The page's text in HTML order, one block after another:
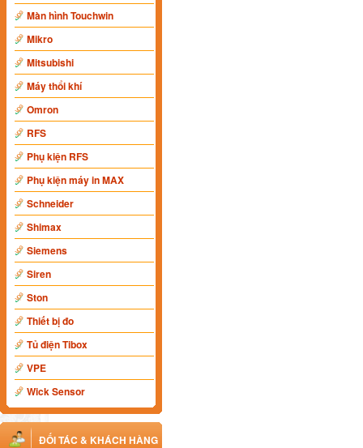
Màn hình Touchwin
Mikro
Mitsubishi
Máy thổi khí
Omron
RFS
Phụ kiện RFS
Phụ kiện máy in MAX
Schneider
Shimax
Siemens
Siren
Ston
Thiết bị đo
Tủ điện Tibox
VPE
Wick Sensor
ĐỐI TÁC & KHÁCH HÀNG